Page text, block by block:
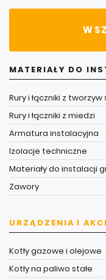
MATERIAŁY DO
Rury i łączniki z
Rury i łączniki z miedzi
Armatura instalacyjna
Izolacje techniczne
Materiały do instalacji
Zawory
URZĄDZENIA I
Kotły gazowe i olejowe
Kotły na paliwo stałe